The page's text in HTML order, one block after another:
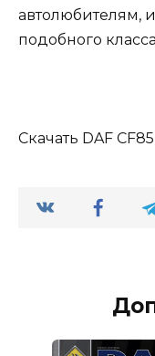
автолюбителям,
подобного
Скачать DAF